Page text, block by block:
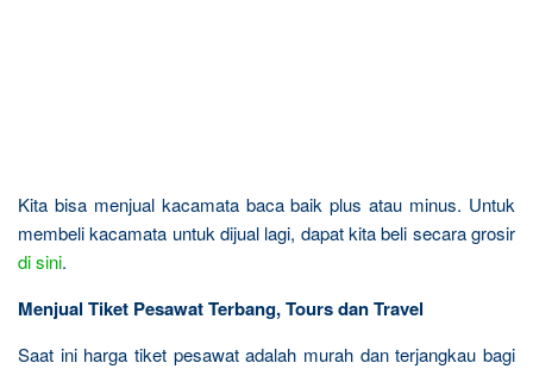
Kita bisa menjual kacamata baca baik plus atau minus. Untuk
membeli kacamata untuk dijual lagi, dapat kita beli secara grosir
di sini.
Menjual Tiket Pesawat Terbang, Tours dan Travel
Saat ini harga tiket pesawat adalah murah dan terjangkau bagi